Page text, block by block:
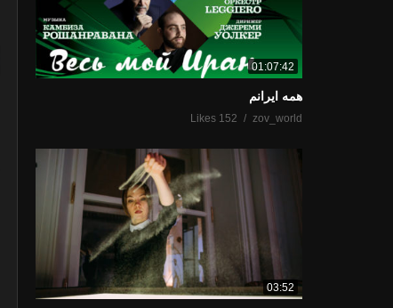
01:07:42
همه ایرانم
zov_world
152 Likes
03:52